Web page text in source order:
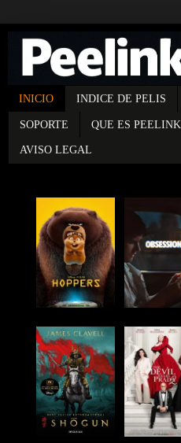
INICIO INDICE DE PELIS
SOPORTE QUE ES PEELINK
AVISO LEGAL